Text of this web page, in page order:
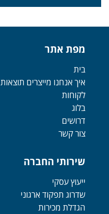
מפת אתר
בית
איך אנחנו מייצרים תוצאות
לקוחות
בלוג
דרושים
צור קשר
שירותי החברה
ייעוץ עסקי
שדרוג תפקוד ארגוני
הגדלת מכירות